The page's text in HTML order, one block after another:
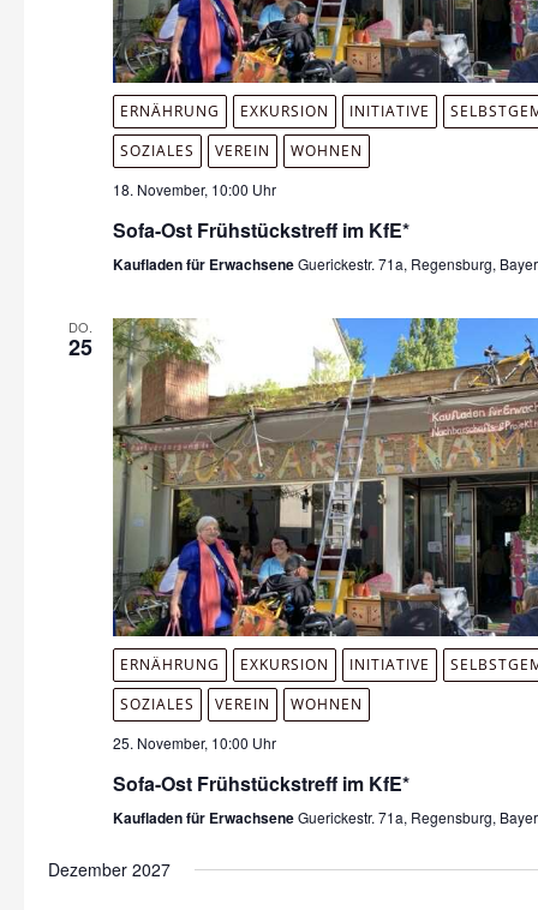
ERNÄHRUNG EXKURSION INITIATIVE
SOZIALES
VEREIN
WOHNEN
18. November, 10:00 Uhr
Sofa-Ost Frühstückstreff im KfE*
Kaufladen für ErwachseneGuerickestr. 71a, Regensburg,
DO.
25
ERNÄHRUNG EXKURSION INITIATIVE
SOZIALES
VEREIN
WOHNEN
25. November, 10:00 Uhr
Sofa-Ost Frühstückstreff im KfE*
Kaufladen für ErwachseneGuerickestr. 71a, Regensburg,
Dezember 2027